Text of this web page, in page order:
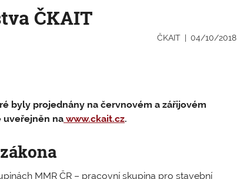
ČKAIT
04/10/2018
ČKAIT
byly projednány na červnovém a zářijovém
uveřejněn na www.ckait.cz.
MMR ČR – pracovní skupina pro stavební